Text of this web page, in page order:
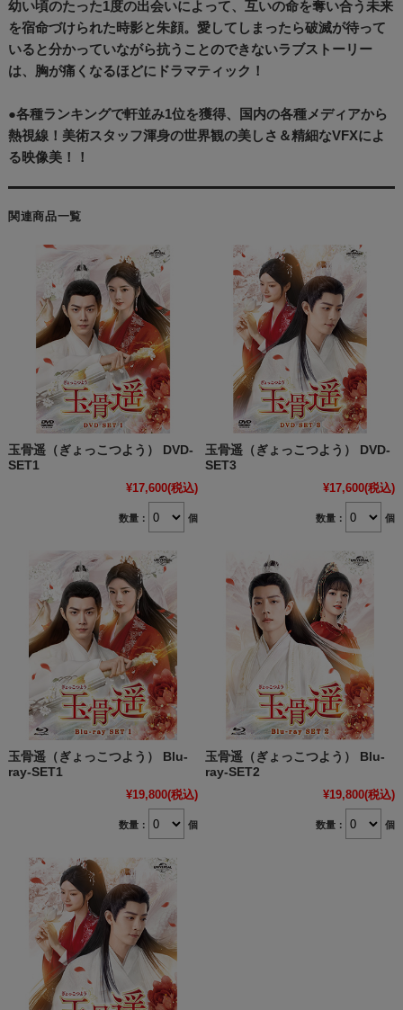
幼い頃のたった1度の出会いによって、互いの命を奪い合う未来
を宿命づけられた時影と朱顔。愛してしまったら破滅が待って
いると分かっていながら抗うことのできないラブストーリー
は、胸が痛くなるほどにドラマティック！
●各種ランキングで軒並み1位を獲得、国内の各種メディアから
熱視線！美術スタッフ渾身の世界観の美しさ＆精細なVFXによ
る映像美！！
関連商品一覧
玉骨遥（ぎょっこつよう） DVD-
SET1
¥17,600(税込)
数量： 個
玉骨遥（ぎょっこつよう） DVD-
SET3
¥17,600(税込)
数量： 個
玉骨遥（ぎょっこつよう） Blu-
ray-SET1
¥19,800(税込)
数量： 個
玉骨遥（ぎょっこつよう） Blu-
ray-SET2
¥19,800(税込)
数量： 個